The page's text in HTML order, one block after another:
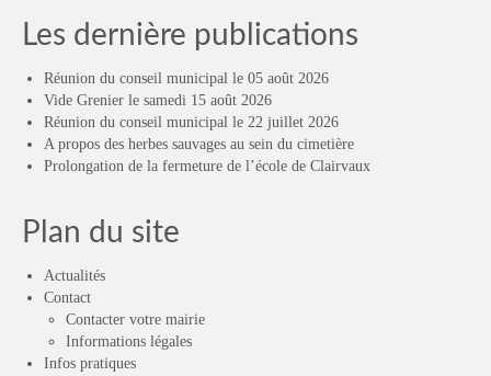
Les dernière publications
Réunion du conseil municipal le 05 août 2026
Vide Grenier le samedi 15 août 2026
Réunion du conseil municipal le 22 juillet 2026
A propos des herbes sauvages au sein du cimetière
Prolongation de la fermeture de l’école de Clairvaux
Plan du site
Actualités
Contact
Contacter votre mairie
Informations légales
Infos pratiques